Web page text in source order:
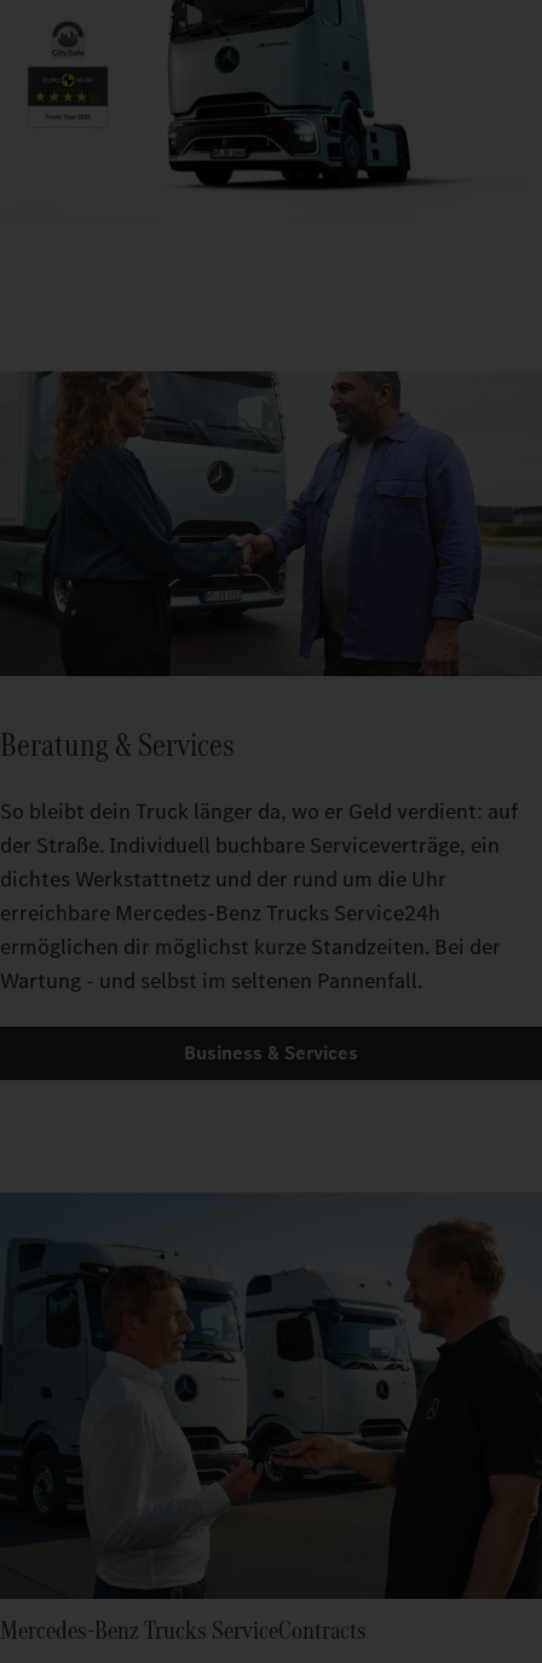
Beratung & Services
So bleibt dein Truck länger da, wo er Geld verdient: auf
der Straße. Individuell buchbare Serviceverträge, ein
dichtes Werkstattnetz und der rund um die Uhr
erreichbare Mercedes-Benz Trucks Service24h
ermöglichen dir möglichst kurze Standzeiten. Bei der
Wartung - und selbst im seltenen Pannenfall.
Business & Services
Mercedes‑Benz Trucks ServiceContracts